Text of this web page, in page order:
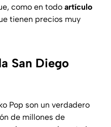
como en todo artículo
tienen precios muy
San Diego
Pop son un verdadero
de millones de